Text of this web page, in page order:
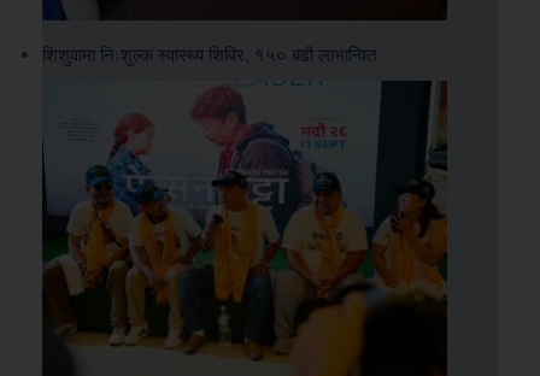
शिशुवामा निःशुल्क स्वास्थ्य शिविर, १५० बढी लाभान्वित